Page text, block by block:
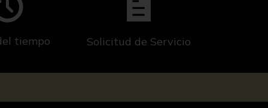
tiempo Solicitud de Servicio